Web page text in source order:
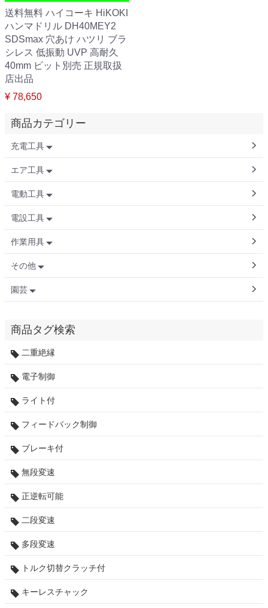
送料無料 ハイコーキ HiKOKI
ハンマドリル DH40MEY2
SDSmax 穴あけ ハツリ ブラ
シレス 低振動 UVP 高耐久
40mm ビット別売 正規取扱
店出品
¥ 78,650
商品カテゴリー
充電工具
エア工具
電動工具
電設工具
作業用具
その他
園芸
商品タグ検索
二重絶縁
電子制御
ライト付
フィードバック制御
ブレーキ付
無段変速
正逆転可能
二段変速
多段変速
トルク切替クラッチ付
キーレスチャック